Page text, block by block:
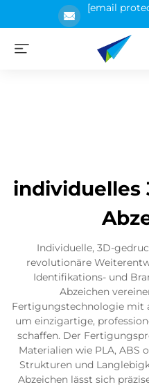
[email
individuelles
Individuelle, 3D-
revolutionäre
Identifikations- und
Abzeichen
Fertigungstechnologie mit
um einzigartige,
schaffen. Der
Materialien wie PLA, ABS
Strukturen und
Abzeichen lässt sich